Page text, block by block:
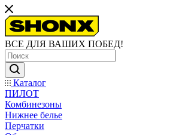
ВСЕ ДЛЯ ВАШИХ ПОБЕД!
Каталог
ПИЛОТ
Комбинезоны
Нижнее белье
Перчатки